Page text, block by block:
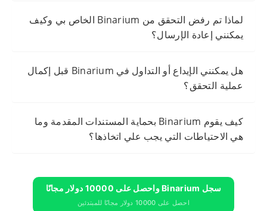
لماذا تم رفض التحقق من Binarium الخاص بي وكيف
يمكنني إعادة الإرسال؟
هل يمكنني الإيداع أو التداول في Binarium قبل إكمال
عملية التحقق؟
كيف يقوم Binarium بحماية المستندات المقدمة وما
هي الاحتياطات التي يجب علي اتخاذها؟
سجل Binarium واحصل على 10000 دولار مجانًا
احصل على 10000 دولار مجانًا للمبتدئين